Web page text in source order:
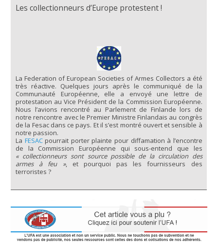
Les collectionneurs d’Europe protestent !
La Federation of European Societies of Armes Collectors a été
très réactive. Quelques jours après le communiqué de la
Communauté Européenne, elle a envoyé une lettre de
protestation au Vice Président de la Commission Européenne.
Nous l’avions rencontré au Parlement de Finlande lors de
notre rencontre avec le Premier Ministre Finlandais au congrès
de la Fesac dans ce pays. Et il s’est montré ouvert et sensible à
notre passion.
La FESACpourrait porter plainte pour diffamation à l’encontre
de la Commission Européenne qui sous-entend que les
« collectionneurs sont source possible de la circulation des
armes à feu », et pourquoi pas les fournisseurs des
terroristes ?